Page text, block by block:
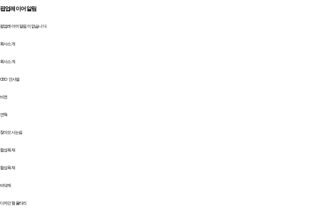
팝업레이어 알림
팝업레이어 알림이 없습니다.
회사소개
회사소개
CEO 인사말
비전
연혁
찾아오시는길
합성목재
합성목재
바닥재
디자인형 울타리